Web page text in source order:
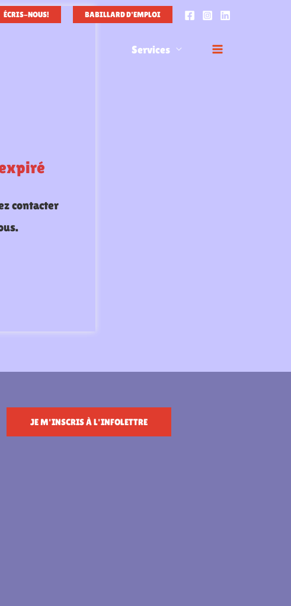
ÉCRIS-NOUS! BABILLARD D'EMPLOI
Services
contacter
JE M'INSCRIS À L'INFOLETTRE